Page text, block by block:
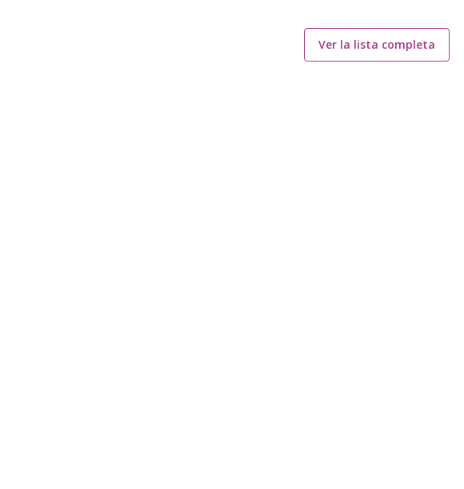
Ver la lista completa